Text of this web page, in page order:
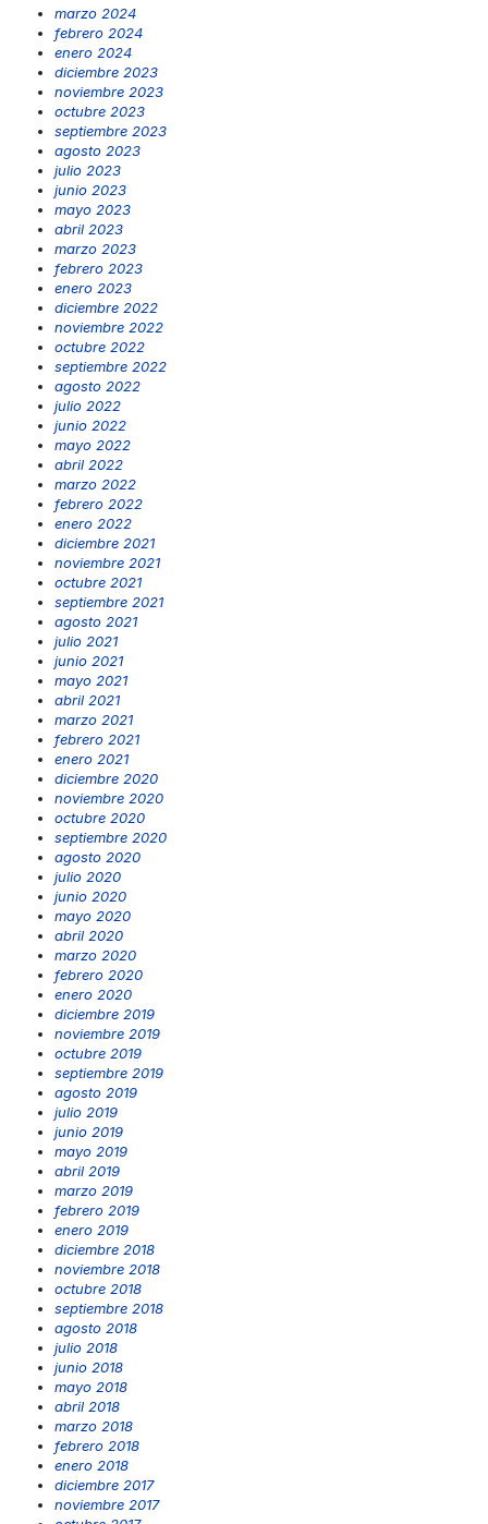
marzo 2024
febrero 2024
enero 2024
diciembre 2023
noviembre 2023
octubre 2023
septiembre 2023
agosto 2023
julio 2023
junio 2023
mayo 2023
abril 2023
marzo 2023
febrero 2023
enero 2023
diciembre 2022
noviembre 2022
octubre 2022
septiembre 2022
agosto 2022
julio 2022
junio 2022
mayo 2022
abril 2022
marzo 2022
febrero 2022
enero 2022
diciembre 2021
noviembre 2021
octubre 2021
septiembre 2021
agosto 2021
julio 2021
junio 2021
mayo 2021
abril 2021
marzo 2021
febrero 2021
enero 2021
diciembre 2020
noviembre 2020
octubre 2020
septiembre 2020
agosto 2020
julio 2020
junio 2020
mayo 2020
abril 2020
marzo 2020
febrero 2020
enero 2020
diciembre 2019
noviembre 2019
octubre 2019
septiembre 2019
agosto 2019
julio 2019
junio 2019
mayo 2019
abril 2019
marzo 2019
febrero 2019
enero 2019
diciembre 2018
noviembre 2018
octubre 2018
septiembre 2018
agosto 2018
julio 2018
junio 2018
mayo 2018
abril 2018
marzo 2018
febrero 2018
enero 2018
diciembre 2017
noviembre 2017